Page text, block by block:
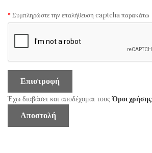
Συμπληρώστε την επαλήθευση captcha παρακάτω
Επιστροφή
Έχω διαβάσει και αποδέχομαι τουςΌροι χρήσης